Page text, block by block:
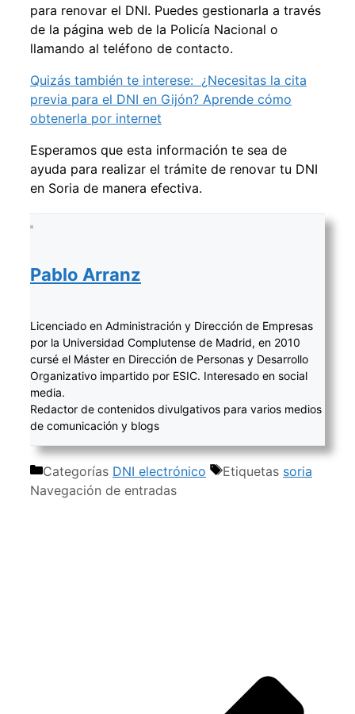
para renovar el DNI. Puedes gestionarla a través
de la página web de la Policía Nacional o
llamando al teléfono de contacto.
Quizás también te interese: ¿Necesitas la cita
previa para el DNI en Gijón? Aprende cómo
obtenerla por internet
Esperamos que esta información te sea de
ayuda para realizar el trámite de renovar tu DNI
en Soria de manera efectiva.
Pablo Arranz
Licenciado en Administración y Dirección de Empresas
por la Universidad Complutense de Madrid, en 2010
cursé el Máster en Dirección de Personas y Desarrollo
Organizativo impartido por ESIC. Interesado en social
media.
Redactor de contenidos divulgativos para varios medios
de comunicación y blogs
Categorías DNI electrónico Etiquetas soria
Navegación de entradas